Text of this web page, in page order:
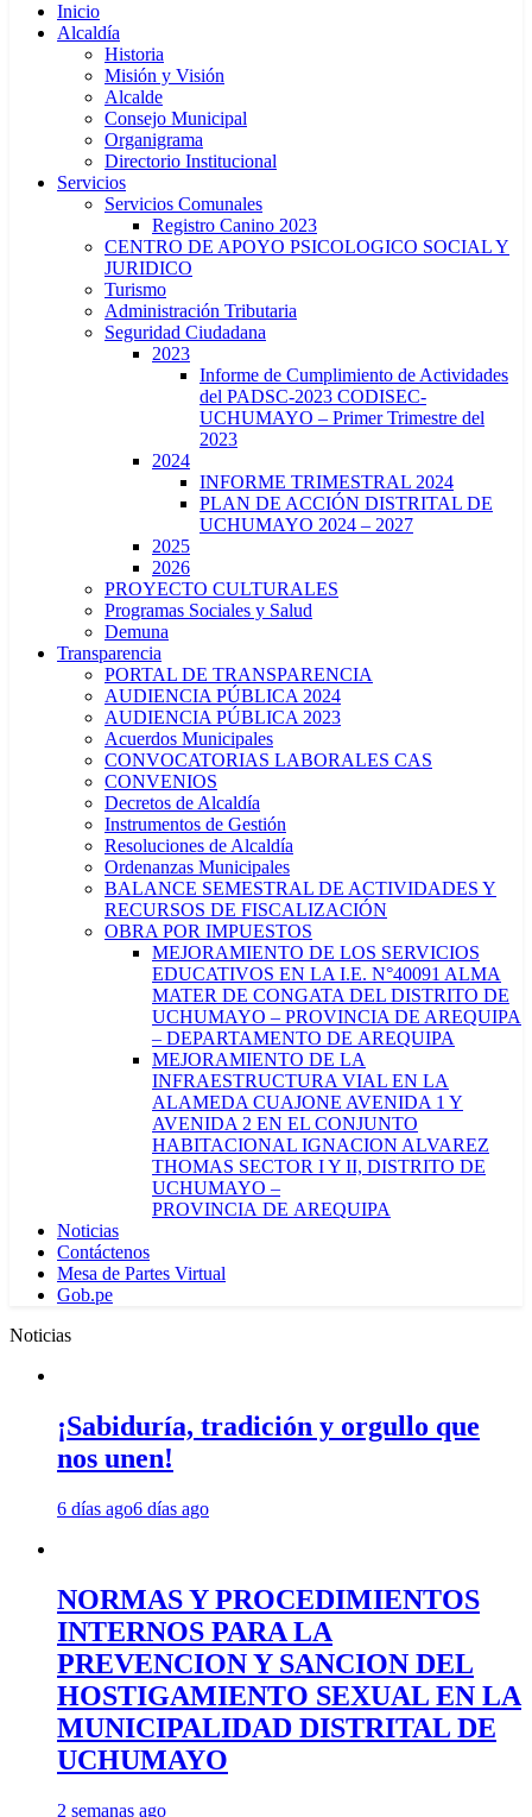
Inicio
Alcaldía
Historia
Misión y Visión
Alcalde
Consejo Municipal
Organigrama
Directorio Institucional
Servicios
Servicios Comunales
Registro Canino 2023
CENTRO DE APOYO PSICOLOGICO SOCIAL Y
JURIDICO
Turismo
Administración Tributaria
Seguridad Ciudadana
2023
Informe de Cumplimiento de Actividades
del PADSC-2023 CODISEC-
UCHUMAYO – Primer Trimestre del
2023
2024
INFORME TRIMESTRAL 2024
PLAN DE ACCIÓN DISTRITAL DE
UCHUMAYO 2024 – 2027
2025
2026
PROYECTO CULTURALES
Programas Sociales y Salud
Demuna
Transparencia
PORTAL DE TRANSPARENCIA
AUDIENCIA PÚBLICA 2024
AUDIENCIA PÚBLICA 2023
Acuerdos Municipales
CONVOCATORIAS LABORALES CAS
CONVENIOS
Decretos de Alcaldía
Instrumentos de Gestión
Resoluciones de Alcaldía
Ordenanzas Municipales
BALANCE SEMESTRAL DE ACTIVIDADES Y
RECURSOS DE FISCALIZACIÓN
OBRA POR IMPUESTOS
MEJORAMIENTO DE LOS SERVICIOS
EDUCATIVOS EN LA I.E. N°40091 ALMA
MATER DE CONGATA DEL DISTRITO DE
UCHUMAYO – PROVINCIA DE AREQUIPA
– DEPARTAMENTO DE AREQUIPA
MEJORAMIENTO DE LA
INFRAESTRUCTURA VIAL EN LA
ALAMEDA CUAJONE AVENIDA 1 Y
AVENIDA 2 EN EL CONJUNTO
HABITACIONAL IGNACION ALVAREZ
THOMAS SECTOR I Y II, DISTRITO DE
UCHUMAYO –
PROVINCIA DE AREQUIPA
Noticias
Contáctenos
Mesa de Partes Virtual
Gob.pe
Noticias
¡Sabiduría, tradición y orgullo que
nos unen!
6 días ago6 días ago
NORMAS Y PROCEDIMIENTOS
INTERNOS PARA LA
PREVENCION Y SANCION DEL
HOSTIGAMIENTO SEXUAL EN LA
MUNICIPALIDAD DISTRITAL DE
UCHUMAYO
2 semanas ago